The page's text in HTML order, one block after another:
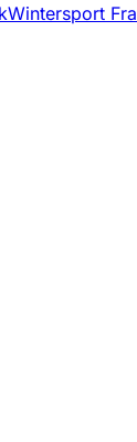
Wintersport